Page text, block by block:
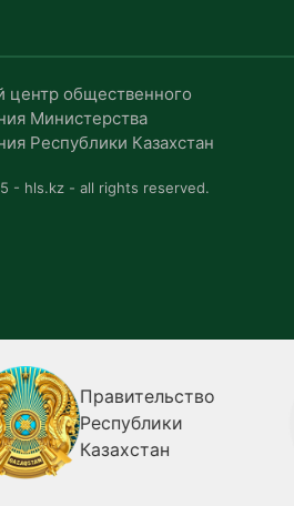
центр общественного
Министерства
Республики Казахстан
- hls.kz - all rights reserved.